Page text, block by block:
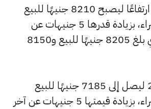
شهد سعر عيار 24 ارتفاعًا ليصبح 8210 جنيهًا للبيع
و8155 جنيهًا للشراء، بزيادة قدرها 5 جنيهات عن
السعر السابق الذي بلغ 8205 جنيهًا للبيع و8150
وارتفع سعر عيار 21 ليصل إلى 7185 جنيهًا للبيع
و7135 جنيهًا للشراء، بزيادة قيمتها 5 جنيهات عن آخر